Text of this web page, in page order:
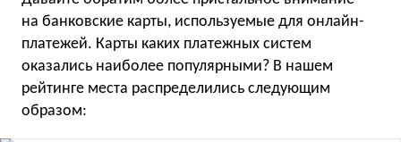
на банковские карты, используемые для онлайн-
платежей. Карты каких платежных систем
оказались наиболее популярными? В нашем
рейтинге места распределились следующим
образом: